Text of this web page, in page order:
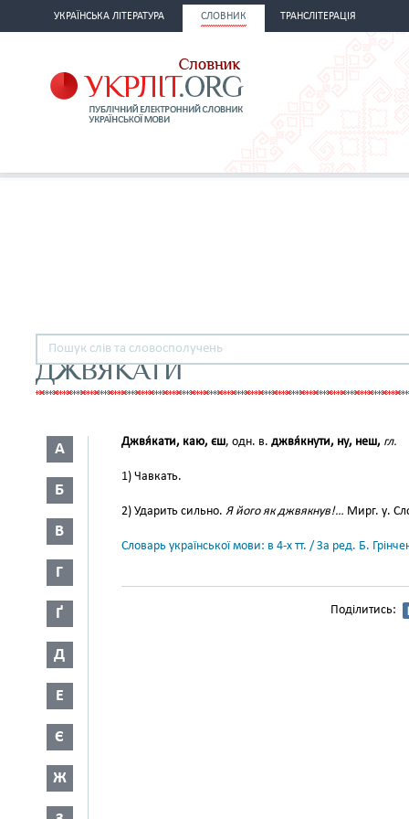
УКРАЇНСЬКА ЛІТЕРАТУРА СЛОВНИК ТРАНСЛІТЕРАЦІЯ
ДЖВЯКАТИ
А
Б
В
Г
Ґ
Д
Е
Є
Ж
Джвя́кати, каю, єш, одн. в. джвя́кнути, ну, неш, гл.
1) Чавкать.
2) Ударить сильно. Я його як джвякнув!… Мирг. у.
Словарь української мови: в 4-х тт. / За ред. Б.
Поділитись: